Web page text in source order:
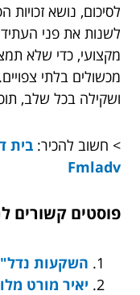
לסיכום, נושא זכויות
לשנות את פני העתיד
מקצועי, כדי שלא
מכשולים בלתי
ושקילה בכל שלב,
> חשוב להכיר: בית
Fmladv
פוסטים קשורים
השקעות
יאיר מורט